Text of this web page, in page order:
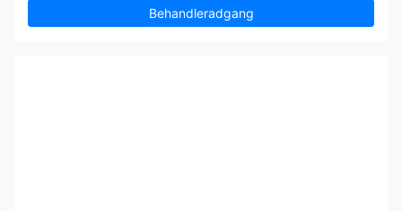
Behandleradgang